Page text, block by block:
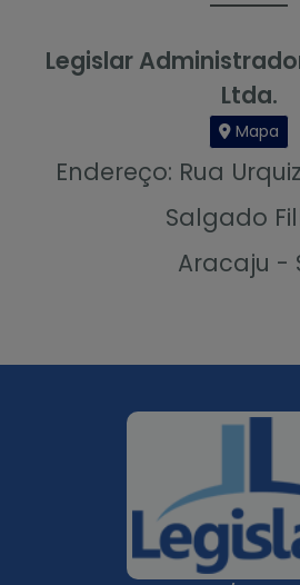
Legislar
Ltda.
Mapa
Endereço: Rua
Salgado
Aracaju -